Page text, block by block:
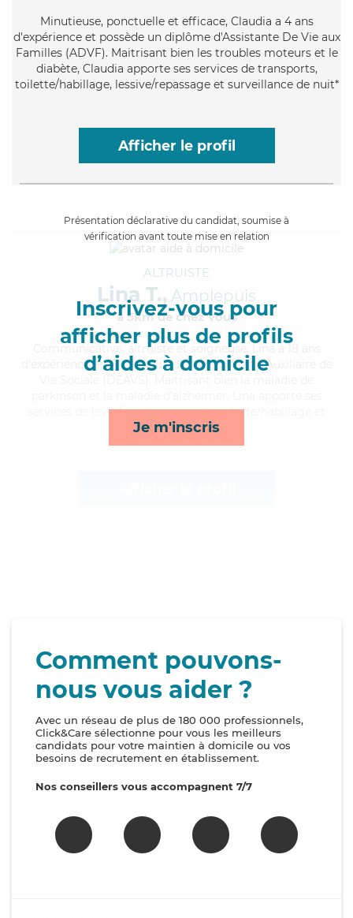
Minutieuse, ponctuelle et efficace, Claudia a 4 ans
d'expérience et possède un diplôme d'Assistante De Vie aux
Familles (ADVF). Maitrisant bien les troubles moteurs et le
diabète, Claudia apporte ses services de transports,
toilette/habillage, lessive/repassage et surveillance de nuit*
Afficher le profil
Présentation déclarative du candidat, soumise à
vérification avant toute mise en relation
Inscrivez-vous pour
afficher plus de profils
d’aides à domicile
Je m'inscris
ALTRUISTE
Lina T., Amplepuis
à 5km de chez Vous
, altruiste et soigneuse, Lina a 18 ans
d'expérience et possède un diplôme d'État d'Auxiliaire de
services de lever/coucher, rappels, toilette/habillage et
activités*
Comment pouvons-
nous vous aider ?
Avec un réseau de plus de 180 000 professionnels,
Click&Care sélectionne pour vous les meilleurs
candidats pour votre maintien à domicile ou vos
besoins de recrutement en établissement.
Nos conseillers vous accompagnent 7/7